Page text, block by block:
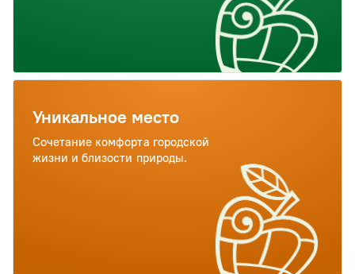
Уникальное место
Сочетание комфорта городской
жизни и близости природы.